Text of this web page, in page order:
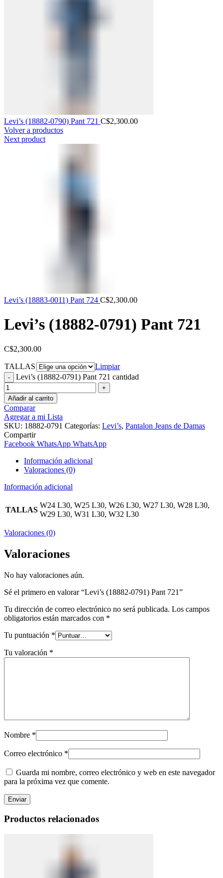
Levi’s (18882-0790) Pant 721 C$2,300.00
Volver a productos
Next product
Levi’s (18883-0011) Pant 724 C$2,300.00
Levi’s (18882-0791) Pant 721
C$2,300.00
TALLAS
Limpiar
Levi’s (18882-0791) Pant 721 cantidad
Añadir al carrito
Comparar
Agregar a mi Lista
SKU: 18882-0791 Categorías: Levi’s, Pantalon Jeans de Damas
Compartir
Facebook WhatsApp WhatsApp
Información adicional
Valoraciones (0)
Información adicional
TALLAS
W24 L30, W25 L30, W26 L30, W27 L30, W28 L30,
W29 L30, W31 L30, W32 L30
Valoraciones (0)
Valoraciones
No hay valoraciones aún.
Sé el primero en valorar “Levi’s (18882-0791) Pant 721”
Tu dirección de correo electrónico no será publicada. Los campos
obligatorios están marcados con *
Tu puntuación *
Tu valoración *
Nombre *
Correo electrónico *
Guarda mi nombre, correo electrónico y web en este navegador
para la próxima vez que comente.
Productos relacionados